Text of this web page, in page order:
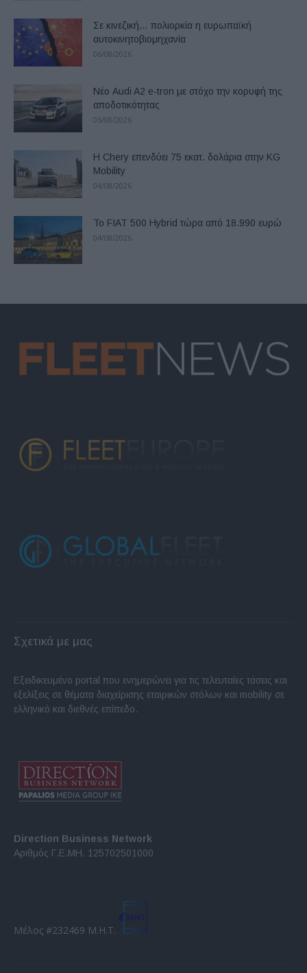
Σε κινεζική… πολιορκία η ευρωπαϊκή
αυτοκινητοβιομηχανία
06/08/2026
Νέο Audi A2 e-tron με στόχο την κορυφή της
αποδοτικότητας
05/08/2026
Η Chery επενδύει 75 εκατ. δολάρια στην KG
Mobility
04/08/2026
Το FIAT 500 Hybrid τώρα από 18.990 ευρώ
04/08/2026
Σχετικά με μας
Εξειδικευμένο portal που ενημερώνει για τις τελευταίες τάσεις και
εξελίξεις σε θέματα διαχείρισης εταιρικών στόλων και mobility σε
ελληνικό και διεθνές επίπεδο.
Direction Business Network
Αριθμός Γ.Ε.ΜΗ. 125702501000
Μέλος #232469 Μ.Η.Τ.